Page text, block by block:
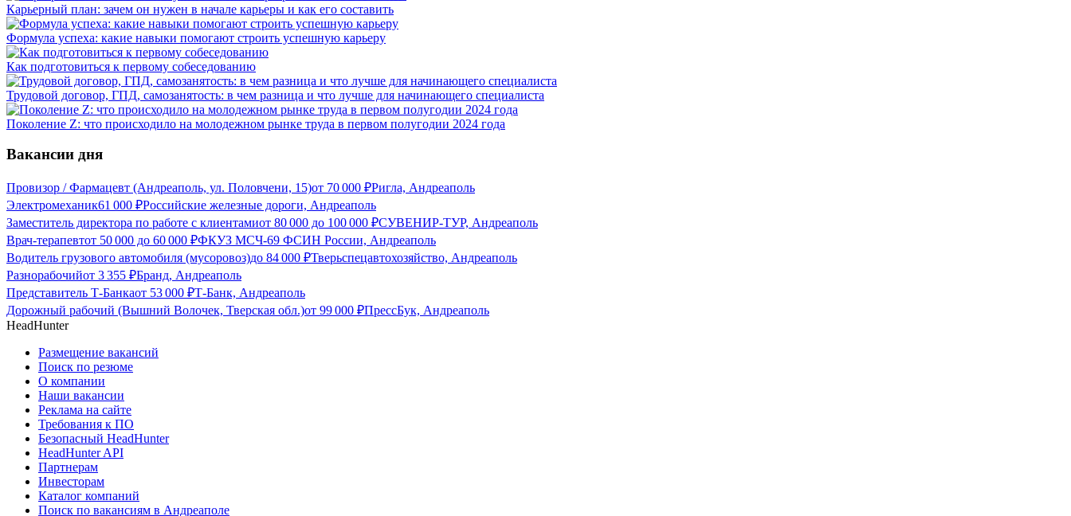
Карьерный план: зачем он нужен в начале карьеры и как его составить
Формула успеха: какие навыки помогают строить успешную карьеру
Как подготовиться к первому собеседованию
Трудовой договор, ГПД, самозанятость: в чем разница и что лучше для начинающего специалиста
Поколение Z: что происходило на молодежном рынке труда в первом полугодии 2024 года
Вакансии дня
Провизор / Фармацевт (Андреаполь, ул. Половчени, 15)от 70 000 ₽Ригла, Андреаполь
Электромеханик61 000 ₽Российские железные дороги, Андреаполь
Заместитель директора по работе с клиентамиот 80 000 до 100 000 ₽СУВЕНИР-ТУР, Андреаполь
Врач-терапевтот 50 000 до 60 000 ₽ФКУЗ МСЧ-69 ФСИН России, Андреаполь
Водитель грузового автомобиля (мусоровоз)до 84 000 ₽Тверьспецавтохозяйство, Андреаполь
Разнорабочийот 3 355 ₽Бранд, Андреаполь
Представитель Т-Банкаот 53 000 ₽Т-Банк, Андреаполь
Дорожный рабочий (Вышний Волочек, Тверская обл.)от 99 000 ₽ПрессБук, Андреаполь
HeadHunter
Размещение вакансий
Поиск по резюме
О компании
Наши вакансии
Реклама на сайте
Требования к ПО
Безопасный HeadHunter
HeadHunter API
Партнерам
Инвесторам
Каталог компаний
Поиск по вакансиям в Андреаполе